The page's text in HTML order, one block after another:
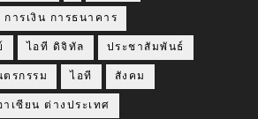
การเงิน การธนาคาร
ไอที ดิจิทัล ประชาสัมพันธ์
ตรกรรม ไอที สังคม
าเซียน ต่างประเทศ